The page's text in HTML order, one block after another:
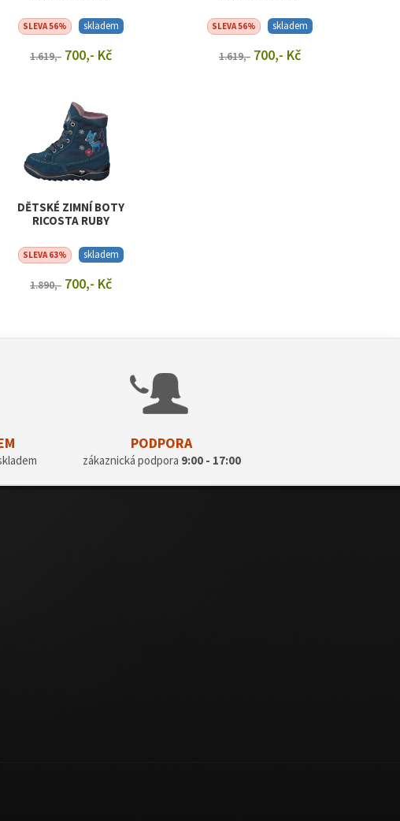
SLEVA 56% skladem
1.619,- 700,- Kč
SLEVA 56% skladem
1.619,- 700,- Kč
DĚTSKÉ ZIMNÍ BOTY
RICOSTA RUBY
SLEVA 63% skladem
1.890,- 700,- Kč
PODPORA
zákaznická podpora 9:00 - 17:00